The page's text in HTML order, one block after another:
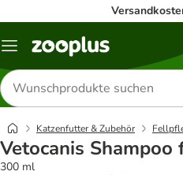
Menü
Produkte
suchen
Katzenfutter & Zubehör
Vetocanis Shampoo
300 ml